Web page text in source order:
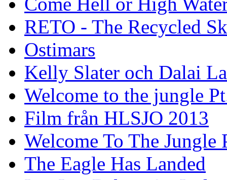
RETO - The Recycled
Ostimars
Kelly Slater och Dalai
Welcome to the jungle
Film från HLSJO 2013
Welcome To The Jungle
The Eagle Has Landed